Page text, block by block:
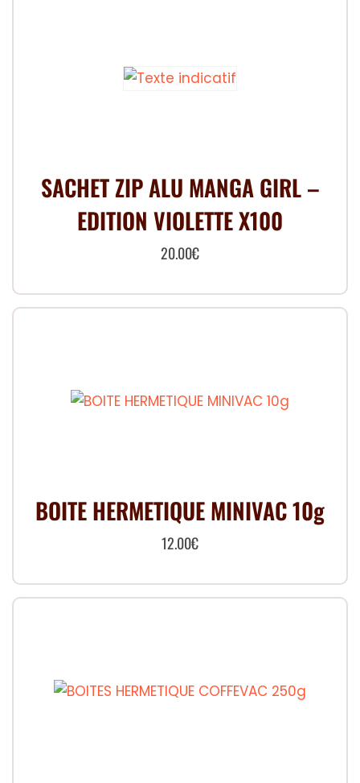
Les
sur
la
du
SACHET ZIP ALU MANGA GIRL –
EDITION VIOLETTE X100
20.00€
BOITE HERMETIQUE MINIVAC 10g
12.00€